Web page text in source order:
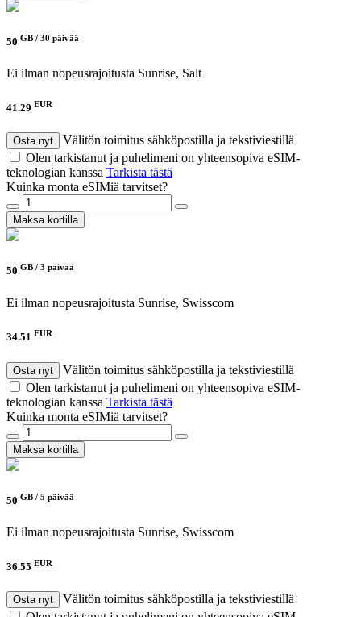
50 GB / 30 päivää
Ei ilman nopeusrajoitusta Sunrise, Salt
41.29 EUR
Osta nyt
Välitön toimitus sähköpostilla ja tekstiviestillä
Olen tarkistanut ja puhelimeni on yhteensopiva eSIM-
teknologian kanssa Tarkista tästä
Kuinka monta eSIMiä tarvitset?
Maksa kortilla
50 GB / 3 päivää
Ei ilman nopeusrajoitusta Sunrise, Swisscom
34.51 EUR
Osta nyt
Välitön toimitus sähköpostilla ja tekstiviestillä
Olen tarkistanut ja puhelimeni on yhteensopiva eSIM-
teknologian kanssa Tarkista tästä
Kuinka monta eSIMiä tarvitset?
Maksa kortilla
50 GB / 5 päivää
Ei ilman nopeusrajoitusta Sunrise, Swisscom
36.55 EUR
Osta nyt
Välitön toimitus sähköpostilla ja tekstiviestillä